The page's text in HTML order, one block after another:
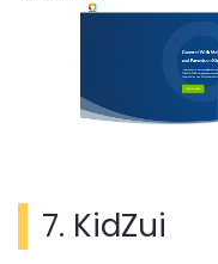
7. KidZui